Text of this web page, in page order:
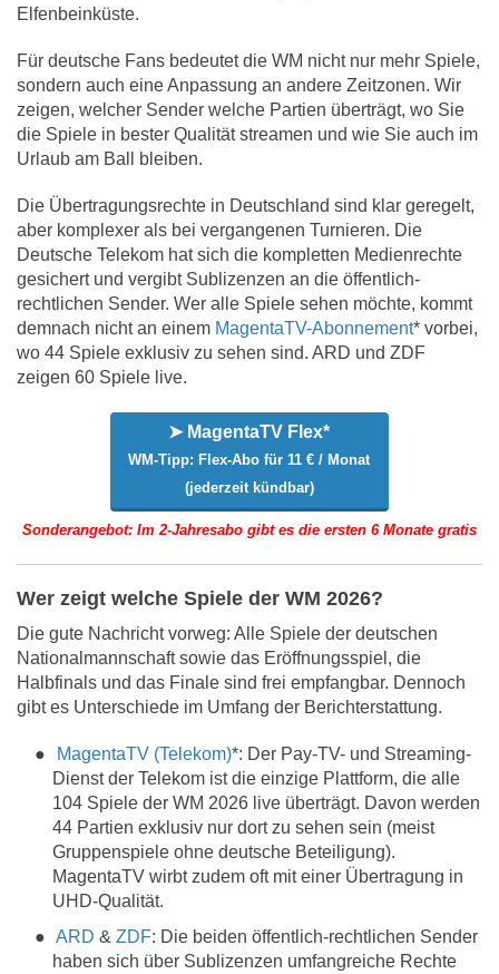
Elfenbeinküste.
Für deutsche Fans bedeutet die WM nicht nur mehr Spiele,
sondern auch eine Anpassung an andere Zeitzonen. Wir
zeigen, welcher Sender welche Partien überträgt, wo Sie
die Spiele in bester Qualität streamen und wie Sie auch im
Urlaub am Ball bleiben.
Die Übertragungsrechte in Deutschland sind klar geregelt,
aber komplexer als bei vergangenen Turnieren. Die
Deutsche Telekom hat sich die kompletten Medienrechte
gesichert und vergibt Sublizenzen an die öffentlich-
rechtlichen Sender. Wer alle Spiele sehen möchte, kommt
demnach nicht an einem MagentaTV-Abonnement* vorbei,
wo 44 Spiele exklusiv zu sehen sind. ARD und ZDF
zeigen 60 Spiele live.
➤ MagentaTV Flex*
WM-Tipp: Flex-Abo für 11 € / Monat
(jederzeit kündbar)
Sonderangebot: Im 2-Jahresabo gibt es die ersten 6 Monate gratis
Wer zeigt welche Spiele der WM 2026?
Die gute Nachricht vorweg: Alle Spiele der deutschen
Nationalmannschaft sowie das Eröffnungsspiel, die
Halbfinals und das Finale sind frei empfangbar. Dennoch
gibt es Unterschiede im Umfang der Berichterstattung.
MagentaTV (Telekom)*: Der Pay-TV- und Streaming-
Dienst der Telekom ist die einzige Plattform, die alle
104 Spiele der WM 2026 live überträgt. Davon werden
44 Partien exklusiv nur dort zu sehen sein (meist
Gruppenspiele ohne deutsche Beteiligung).
MagentaTV wirbt zudem oft mit einer Übertragung in
UHD-Qualität.
ARD &ZDF: Die beiden öffentlich-rechtlichen Sender
haben sich über Sublizenzen umfangreiche Rechte